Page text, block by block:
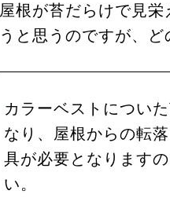
屋根が苔だらけで見
うと思うのですが、
カラーベストについ
なり、屋根からの転
具が必要となります
い。